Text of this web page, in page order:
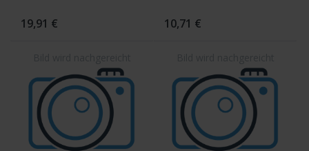
19,91 € 10,71 €